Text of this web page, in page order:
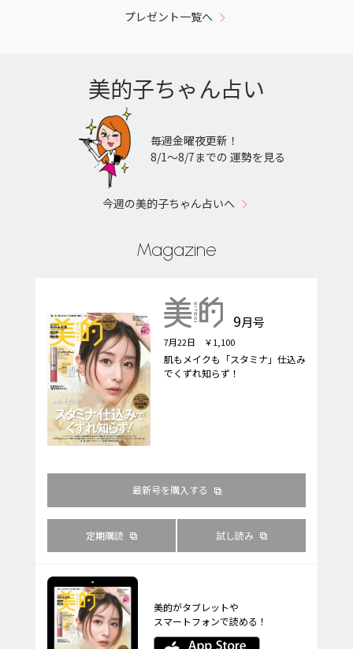
プレゼント一覧へ
美的子ちゃん占い
毎週金曜夜更新！
8/1〜8/7までの 運勢を見る
今週の美的子ちゃん占いへ
Magazine
9月号
7月22日 ￥1,100
肌もメイクも「スタミナ」仕込み
でくずれ知らず！
最新号を購入する
定期購読 試し読み
美的がタブレットや
スマートフォンで読める！